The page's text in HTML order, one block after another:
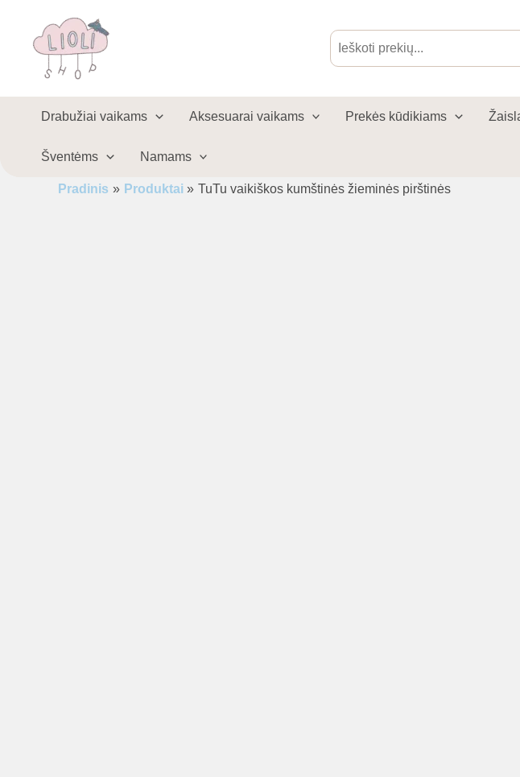
Products
search
Drabužiai vaikams Aksesuarai vaikams Prekės kūdikiams
Šventėms Namams
Pradinis Produktai TuTu vaikiškos kumštinės žieminės pirštinės